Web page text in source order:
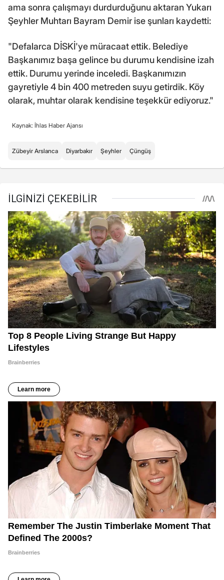
ama sonra çalışmayı durdurduğunu aktaran Yukarı
Şeyhler Muhtarı Bayram Demir ise şunları kaydetti:
"Defalarca DİSKİ'ye müracaat ettik. Belediye
Başkanımız başa gelince bu durumu kendisine izah
ettik. Durumu yerinde inceledi. Başkanımızın
gayretiyle 4 bin 400 metreden suyu getirdik. Köy
olarak, muhtar olarak kendisine teşekkür ediyoruz."
Kaynak: İhlas Haber Ajansı
Zübeyir Arslanca Diyarbakır Şeyhler Çüngüş